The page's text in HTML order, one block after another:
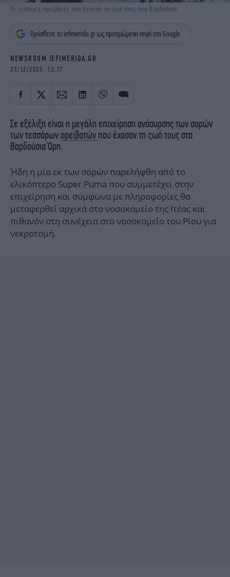
iBOOKS
ΖΩΔΙΑ
MEDIA
ELAMEFORA
NEWSLETTER
Οι τέσσερις ορειβάτες που έχασαν τη ζωή τους στα Βαρδούσια
Πρόσθεσε το iefimerida.gr ως προτιμώμενη πηγή στη Google
NEWSROOM IEFIMERIDA.GR
27/12/2025 13:17
Σε εξέλιξη είναι η μεγάλη επιχείρηση ανάσυρσης των σορών
των τεσσάρων ορειβατών που έχασαν τη ζωή τους στα
Βαρδούσια Όρη.
Ήδη η μία εκ των σορών παρελήφθη από το
ελικόπτερο Super Puma που συμμετέχει στην
επιχείρηση και σύμφωνα με πληροφορίες θα
μεταφερθεί αρχικά στο νοσοκομείο της Ιτέας και
πιθανόν στη συνέχεια στο νοσοκομείο του Ρίου για
νεκροτομή.